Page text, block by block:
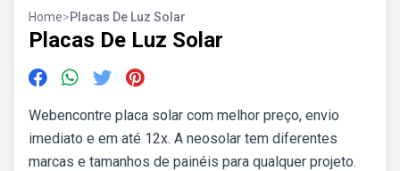
Home>Placas De Luz Solar
Placas De Luz Solar
Webencontre placa solar com melhor preço, envio
imediato e em até 12x. A neosolar tem diferentes
marcas e tamanhos de painéis para qualquer projeto.